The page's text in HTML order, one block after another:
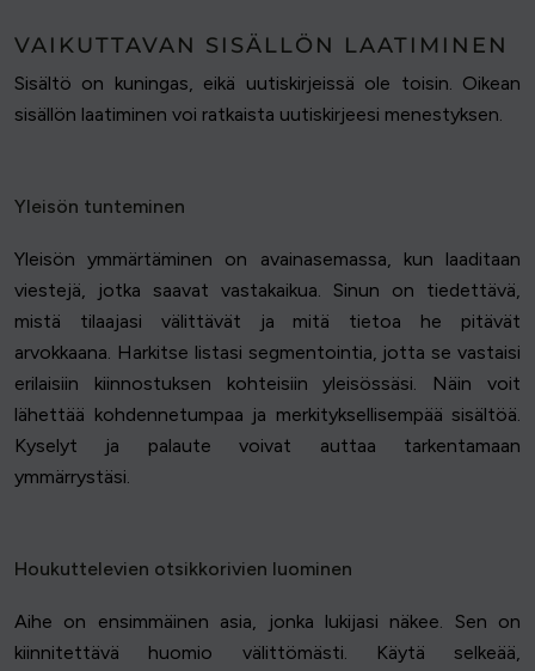
VAIKUTTAVAN SISÄLLÖN LAATIMINEN
Sisältö on kuningas, eikä uutiskirjeissä ole toisin. Oikean
sisällön laatiminen voi ratkaista uutiskirjeesi menestyksen.
Yleisön tunteminen
Yleisön ymmärtäminen on avainasemassa, kun laaditaan
viestejä, jotka saavat vastakaikua. Sinun on tiedettävä,
mistä tilaajasi välittävät ja mitä tietoa he pitävät
arvokkaana. Harkitse listasi segmentointia, jotta se vastaisi
erilaisiin kiinnostuksen kohteisiin yleisössäsi. Näin voit
lähettää kohdennetumpaa ja merkityksellisempää sisältöä.
Kyselyt ja palaute voivat auttaa tarkentamaan
ymmärrystäsi.
Houkuttelevien otsikkorivien luominen
Aihe on ensimmäinen asia, jonka lukijasi näkee. Sen on
kiinnitettävä huomio välittömästi. Käytä selkeää,